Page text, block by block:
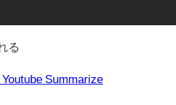
る
Youtube Summarize